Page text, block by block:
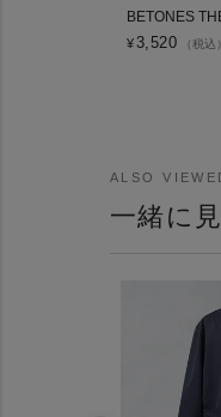
BETONES
¥ 3,520 （税込）
ALSO
一緒に